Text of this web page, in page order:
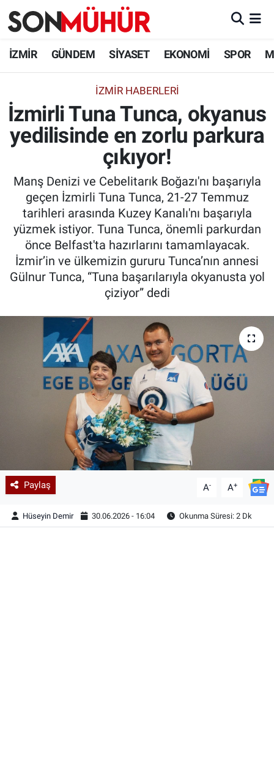
İZMİR GÜNDEM SİYASET EKONOMİ SPOR
İZMIR HABERLERI
İzmirli Tuna Tunca, okyanus
yedilisinde en zorlu parkura
çıkıyor!
Manş Denizi ve Cebelitarık Boğazı'nı başarıyla
geçen İzmirli Tuna Tunca, 21-27 Temmuz
tarihleri arasında Kuzey Kanalı'nı başarıyla
yüzmek istiyor. Tuna Tunca, önemli parkurdan
önce Belfast'ta hazırlarını tamamlayacak.
İzmir’in ve ülkemizin gururu Tunca’nın annesi
Gülnur Tunca, “Tuna başarılarıyla okyanusta yol
çiziyor” dedi
Paylaş A- A+
Hüseyin Demir 30.06.2026 - 16:04 Okunma Süresi: 2 Dk
İzmir Nöbetçi Eczaneler
İzmir Namaz Vakitleri
İzmir Trafik Yoğunluk Haritası
Süper Lig Puan Durumu ve Fikstür
Tüm Manşetler
Son Dakika Haberleri
Haber Arşivi